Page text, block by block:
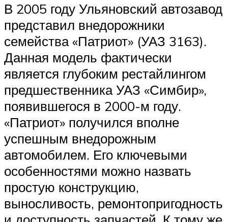
В 2005 году Ульяновский автозавод
представил внедорожники
семейства «Патриот» (УАЗ 3163).
Данная модель фактически
является глубоким рестайлингом
предшественника УАЗ «Симбир»,
появившегося в 2000-м году.
«Патриот» получился вполне
успешным внедорожным
автомобилем. Его ключевыми
особенностями можно назвать
простую конструкцию,
выносливость, ремонтопригодность